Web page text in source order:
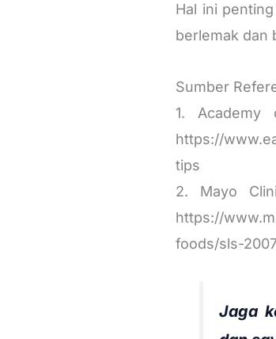
Hal ini
berlemak dan
Sumber
1. Academy
https://
tips
2. Mayo
https://
foods/sls-
Jaga